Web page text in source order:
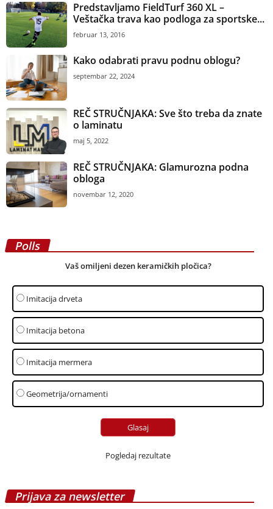
Predstavljamo FieldTurf 360 XL –
Veštačka trava kao podloga za sportske...
februar 13, 2016
Kako odabrati pravu podnu oblogu?
septembar 22, 2024
REČ STRUČNJAKA: Sve što treba da znate
o laminatu
maj 5, 2022
REČ STRUČNJAKA: Glamurozna podna
obloga
novembar 12, 2020
Polls
Vaš omiljeni dezen keramičkih pločica?
Imitacija drveta
Imitacija betona
Imitacija mermera
Geometrija/ornamenti
Pogledaj rezultate
Prijava za newsletter